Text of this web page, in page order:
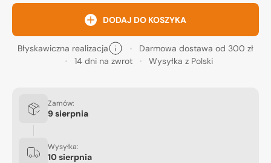
DODAJ DO KOSZYKA
Błyskawiczna realizacja
Darmowa dostawa od 300 zł
14 dni na zwrot
Wysyłka z Polski
Zamów:
9 sierpnia
Wysyłka:
10 sierpnia